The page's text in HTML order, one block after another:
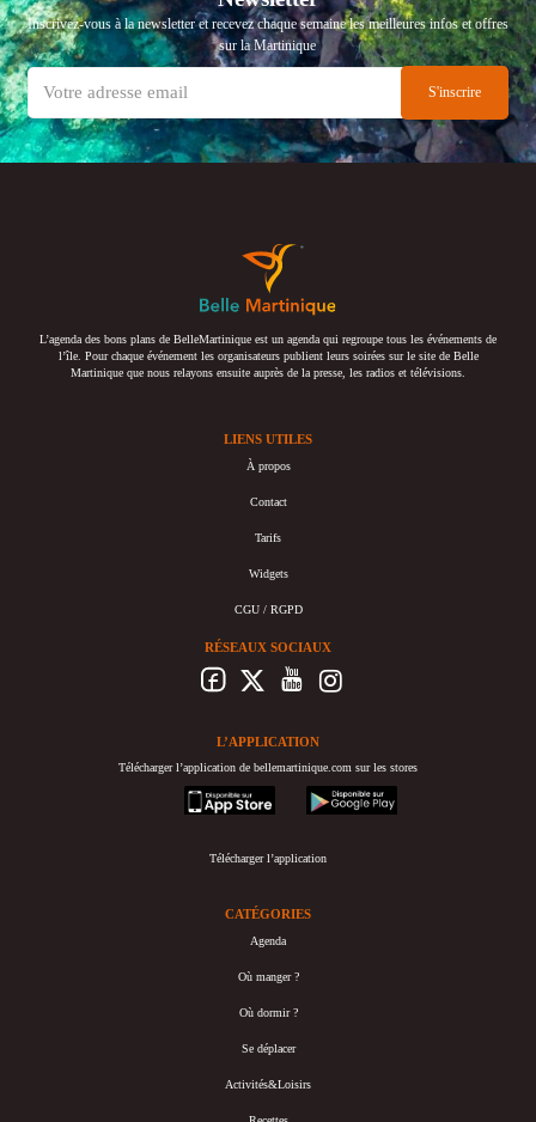
Inscrivez-vous à la newsletter et recevez chaque semaine les meilleures infos et offres
sur la Martinique
L’agenda des bons plans de BelleMartinique est un agenda qui regroupe tous les événements de
l’île. Pour chaque événement les organisateurs publient leurs soirées sur le site de Belle
Martinique que nous relayons ensuite auprès de la presse, les radios et télévisions.
LIENS UTILES
À propos
Contact
Tarifs
Widgets
CGU / RGPD
RÉSEAUX SOCIAUX
L’APPLICATION
Télécharger l’application de bellemartinique.com sur les stores
appstore
googleplay
Télécharger l’application
CATÉGORIES
Agenda
Où manger ?
Où dormir ?
Se déplacer
Activités&Loisirs